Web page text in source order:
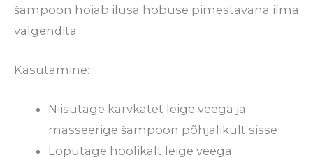
šampoon hoiab ilusa hobuse pimestavana ilma
valgendita.
Kasutamine:
Niisutage karvkatet leige veega ja
masseerige šampoon põhjalikult sisse
Loputage hoolikalt leige veega